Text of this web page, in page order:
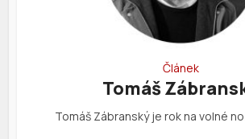
Článek
Tomáš
Tomáš Zábranský je rok na volné